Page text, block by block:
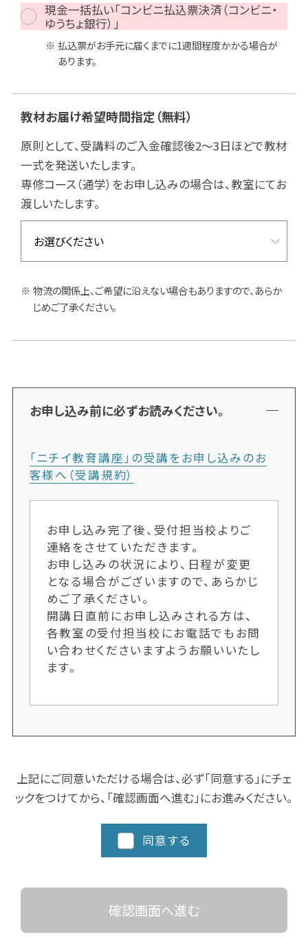
現金一括払い「コンビニ払込票決済（コンビニ・
ゆうちょ銀行）」
払込票がお手元に届くまでに1週間程度かかる場合が
あります。
教材お届け希望時間指定（無料）
原則として、受講料のご入金確認後2～3日ほどで教材
一式を発送いたします。
専修コース（通学）をお申し込みの場合は、教室にてお
渡しいたします。
物流の関係上、ご希望に沿えない場合もありますので、あらか
じめご了承ください。
お申し込み前に必ずお読みください。
「ニチイ教育講座」の受講をお申し込みのお
客様へ（受講規約）
お申し込み完了後、受付担当校よりご
連絡をさせていただきます。
お申し込みの状況により、日程が変更
となる場合がございますので、あらかじ
めご了承ください。
開講日直前にお申し込みされる方は、
各教室の受付担当校にお電話でもお問
い合わせくださいますようお願いいたし
ます。
上記にご同意いただける場合は、必ず「同意する」にチェ
ックをつけてから、「確認画面へ進む」にお進みください。
同意する
確認画面へ進む